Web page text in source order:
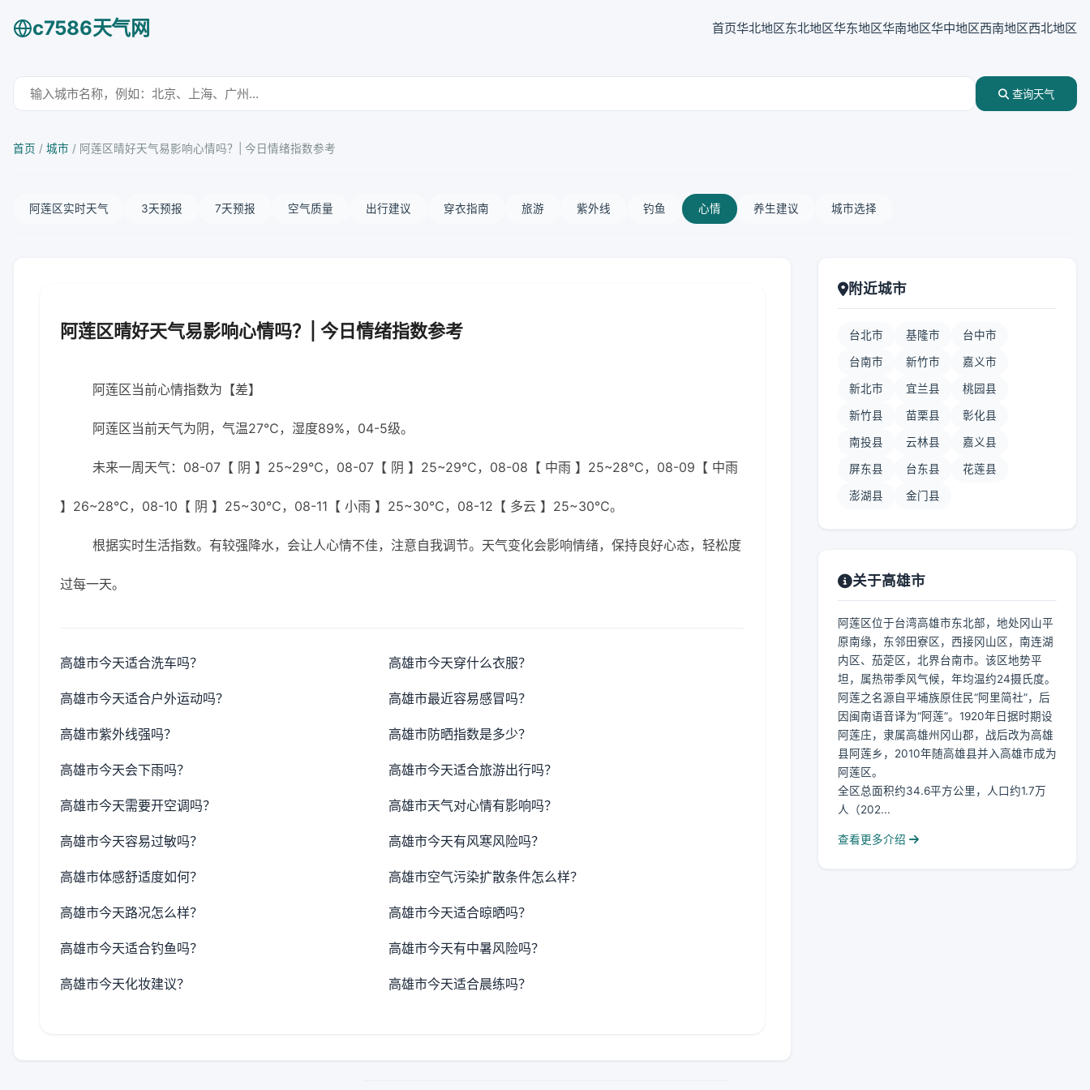
c7586天气网 首页华北地区东北地区华东地区华南地区华中地区西南地区西北地区
查询天气
首页 / 城市 / 阿莲区晴好天气易影响心情吗？| 今日情绪指数参考
阿莲区实时天气 3天预报 7天预报 空气质量 出行建议 穿衣指南 旅游 紫外线 钓鱼 心情 养生建议 城市选择
阿莲区晴好天气易影响心情吗？| 今日情绪指数参考
阿莲区当前心情指数为【差】
阿莲区当前天气为阴，气温27℃，湿度89%，04-5级。
未来一周天气：08-07【 阴 】25~29℃，08-07【 阴 】25~29℃，08-08【 中雨 】25~28℃，08-09【 中雨
】26~28℃，08-10【 阴 】25~30℃，08-11【 小雨 】25~30℃，08-12【 多云 】25~30℃。
根据实时生活指数。有较强降水，会让人心情不佳，注意自我调节。天气变化会影响情绪，保持良好心态，轻松度
过每一天。
高雄市今天适合洗车吗？ 高雄市今天穿什么衣服？
高雄市今天适合户外运动吗？ 高雄市最近容易感冒吗？
高雄市紫外线强吗？ 高雄市防晒指数是多少？
高雄市今天会下雨吗？ 高雄市今天适合旅游出行吗？
高雄市今天需要开空调吗？ 高雄市天气对心情有影响吗？
高雄市今天容易过敏吗？ 高雄市今天有风寒风险吗？
高雄市体感舒适度如何？ 高雄市空气污染扩散条件怎么样？
高雄市今天路况怎么样？ 高雄市今天适合晾晒吗？
高雄市今天适合钓鱼吗？ 高雄市今天有中暑风险吗？
高雄市今天化妆建议？ 高雄市今天适合晨练吗？
附近城市
台北市 基隆市 台中市
台南市 新竹市 嘉义市
新北市 宜兰县 桃园县
新竹县 苗栗县 彰化县
南投县 云林县 嘉义县
屏东县 台东县 花莲县
澎湖县 金门县
关于高雄市
阿莲区位于台湾高雄市东北部，地处冈山平
原南缘，东邻田寮区，西接冈山区，南连湖
内区、茄萣区，北界台南市。该区地势平
坦，属热带季风气候，年均温约24摄氏度。
阿莲之名源自平埔族原住民“阿里简社”，后
因闽南语音译为“阿莲”。1920年日据时期设
阿莲庄，隶属高雄州冈山郡，战后改为高雄
县阿莲乡，2010年随高雄县并入高雄市成为
阿莲区。
全区总面积约34.6平方公里，人口约1.7万
人（202...
查看更多介绍